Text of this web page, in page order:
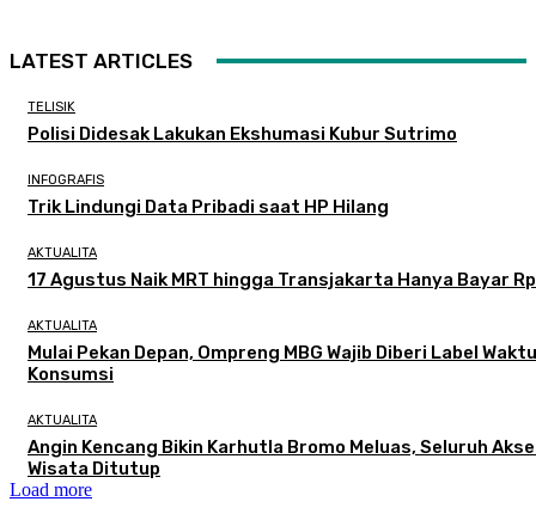
LATEST ARTICLES
TELISIK
Polisi Didesak Lakukan Ekshumasi Kubur Sutrimo
INFOGRAFIS
Trik Lindungi Data Pribadi saat HP Hilang
AKTUALITA
17 Agustus Naik MRT hingga Transjakarta Hanya Bayar
AKTUALITA
Mulai Pekan Depan, Ompreng MBG Wajib Diberi Label Waktu
Konsumsi
AKTUALITA
Angin Kencang Bikin Karhutla Bromo Meluas, Seluruh
Wisata Ditutup
Load more